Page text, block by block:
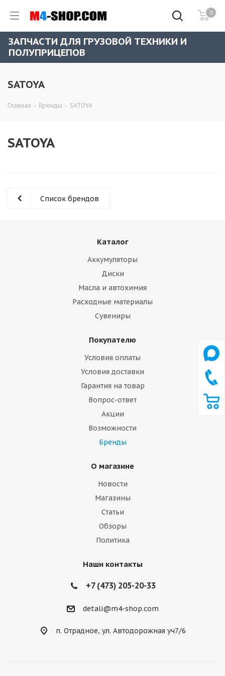
0
ЗАПЧАСТИ ДЛЯ ГРУЗОВОЙ ТЕХНИКИ И
ПОЛУПРИЦЕПОВ
SATOYA
Главная - Бренды - SATOYA
SATOYA
Список брендов
Каталог
Аккумуляторы
Диски
Масла и автохимия
Расходные материалы
Сувениры
Покупателю
Условия оплаты
Условия доставки
Гарантия на товар
Вопрос-ответ
Акции
Возможности
Бренды
О магазине
Новости
Магазины
Статьи
Обзоры
Политика
Наши контакты
+7 (473) 205-20-33
detali@m4-shop.com
п. Отрадное, ул. Автодорожная уч7/6